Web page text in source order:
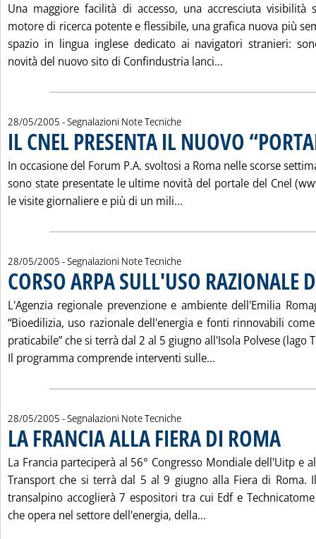
Una maggiore facilità di accesso, una accresciuta
motore di ricerca potente e flessibile, una grafica nuova più
spazio in lingua inglese dedicato ai navigatori stranieri:
novità del nuovo sito di Confindustria lanci...
28/05/2005 - Segnalazioni Note Tecniche
IL CNEL PRESENTA IL NUOVO
In occasione del Forum P.A. svoltosi a Roma nelle scorse
sono state presentate le ultime novità del portale del Cnel
le visite giornaliere e più di un mili...
28/05/2005 - Segnalazioni Note Tecniche
CORSO ARPA SULL'USO RAZIONALE
L'Agenzia regionale prevenzione e ambiente dell'Emilia
“Bioedilizia, uso razionale dell'energia e fonti rinnovabili
praticabile” che si terrà dal 2 al 5 giugno all'Isola Polvese (lago
Il programma comprende interventi sulle...
28/05/2005 - Segnalazioni Note Tecniche
LA FRANCIA ALLA FIERA DI ROMA
La Francia parteciperà al 56° Congresso Mondiale dell'Uitp e
Transport che si terrà dal 5 al 9 giugno alla Fiera di Roma.
transalpino accoglierà 7 espositori tra cui Edf e
che opera nel settore dell'energia, della...